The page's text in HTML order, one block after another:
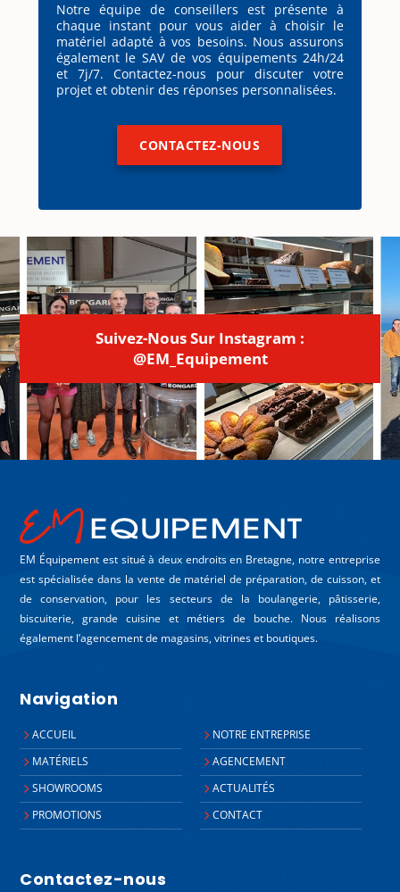
Notre équipe de conseillers est présente à
chaque instant pour vous aider à choisir le
matériel adapté à vos besoins. Nous assurons
également le SAV de vos équipements 24h/24
et 7j/7. Contactez-nous pour discuter votre
projet et obtenir des réponses personnalisées.
CONTACTEZ-NOUS
Suivez-Nous Sur Instagram :
@EM_Equipement
EM Équipement est situé à deux endroits en Bretagne, notre entreprise
est spécialisée dans la vente de matériel de préparation, de cuisson, et
de conservation, pour les secteurs de la boulangerie, pâtisserie,
biscuiterie, grande cuisine et métiers de bouche. Nous réalisons
également l’agencement de magasins, vitrines et boutiques.
Navigation
ACCUEIL
NOTRE ENTREPRISE
MATÉRIELS
AGENCEMENT
SHOWROOMS
ACTUALITÉS
PROMOTIONS
CONTACT
Contactez-nous